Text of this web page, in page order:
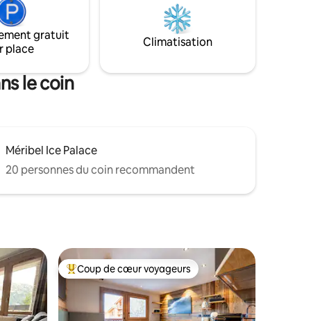
de
pour
les
offrant une très belle vue . Label Méribel
attribué par l'Office du Tourisme
gratuit
place
Climatisation
le coin
Méribel Ice Palace
20 personnes du coin recommandent
Coup de cœur voyageurs parmi les plus aimés
Coup de cœur voyageurs